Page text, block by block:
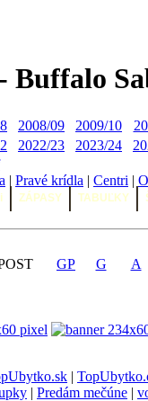
ZÁPASY TABUĽKY
2008/09 2009/10
2022/23 2023/24
| Pravé krídla | Centri |
GP G A
|
| Predám mečúne |